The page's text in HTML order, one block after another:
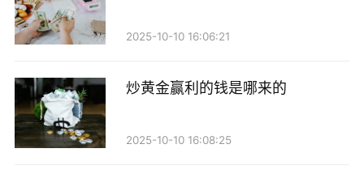
势的反转或者延续。投资者可以通过观察布林带的变
化，判断黄金价格的波动性，从而选择合适的入场和离
场时机。
四、MACD（移动平均收敛散发指标）
2025-10-10 16:06:21
炒黄金赢利的钱是哪来的
2025-10-10 16:08:25